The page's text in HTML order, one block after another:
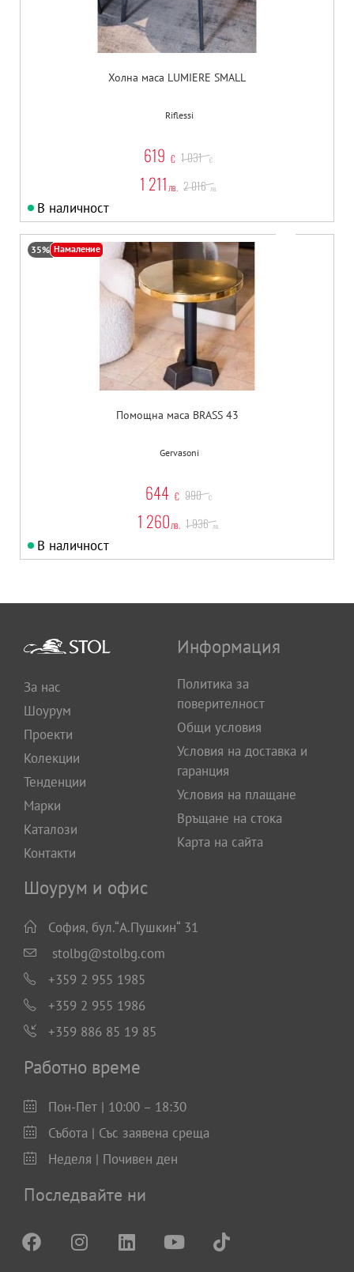
Холна маса LUMIERE SMALL
Riflessi
619 € 1 031 €
1 211 лв. 2 016 лв.
В наличност
35% Намаление
Помощна маса BRASS 43
Gervasoni
644 € 990 €
1 260лв. 1 936 лв.
В наличност
За нас
Шоурум
Проекти
Колекции
Тенденции
Марки
Каталози
Контакти
Информация
Политика за
поверителност
Общи условия
Условия на доставка и
гаранция
Условия на плащане
Връщане на стока
Карта на сайта
Шоурум и офис
София, бул.“А.Пушкин“ 31
stolbg@stolbg.com
+359 2 955 1985
+359 2 955 1986
+359 886 85 19 85
Работно време
Пон-Пет | 10:00 – 18:30
Събота | Със заявена среща
Неделя | Почивен ден
Последвайте ни